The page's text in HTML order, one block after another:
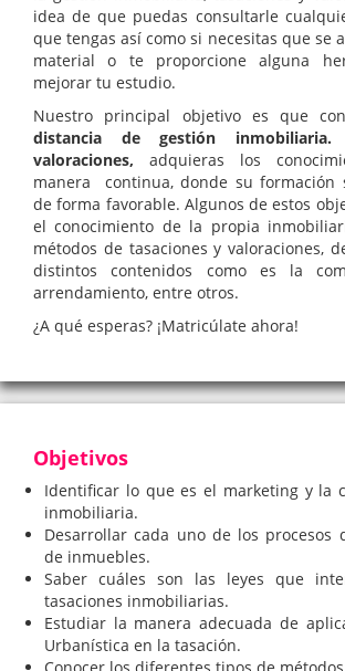
idea de que puedas consultarle
que tengas así como si necesitas que se
material o te proporcione alguna
mejorar tu estudio.
Nuestro principal objetivo es que
distancia de gestión inmobiliaria.
valoraciones, adquieras los
manera continua, donde su formación
de forma favorable. Algunos de estos
el conocimiento de la propia
métodos de tasaciones y valoraciones,
distintos contenidos como es la
arrendamiento, entre otros.
¿A qué esperas? ¡Matricúlate ahora!
Objetivos
Identificar lo que es el marketing y la
inmobiliaria.
Desarrollar cada uno de los procesos
de inmuebles.
Saber cuáles son las leyes que
tasaciones inmobiliarias.
Estudiar la manera adecuada de
Urbanística en la tasación.
Conocer los diferentes tipos de